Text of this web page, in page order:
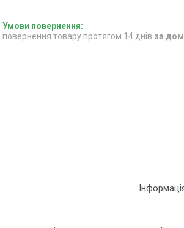
повернення товару протягом 14 днів за